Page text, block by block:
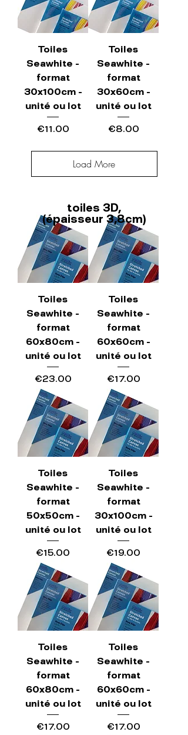
Toiles
Seawhite -
format
30x100cm -
unité ou lot
Price
€11.00
Toiles
Seawhite -
format
30x60cm -
unité ou lot
Price
€8.00
Load More
Toiles
Seawhite -
format
60x80cm -
unité ou lot
Price
€23.00
Toiles
Seawhite -
format
60x60cm -
unité ou lot
Price
€17.00
Toiles
Seawhite -
format
50x50cm -
unité ou lot
Price
€15.00
Toiles
Seawhite -
format
30x100cm -
unité ou lot
Price
€19.00
Toiles
Seawhite -
format
60x80cm -
unité ou lot
Price
€17.00
Toiles
Seawhite -
format
60x60cm -
unité ou lot
Price
€17.00
toiles 3D,
(épaisseur 3,8cm)